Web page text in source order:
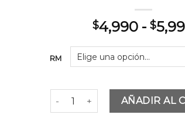
$4,990 - $
RM
CARTUCHOS ADRENALINK
AÑADIR AL